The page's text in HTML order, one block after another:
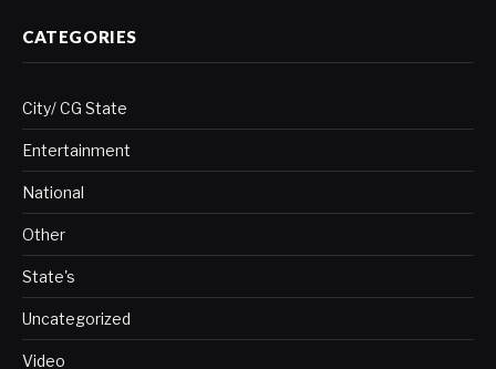
CATEGORIES
City/ CG State
Entertainment
National
Other
State's
Uncategorized
Video